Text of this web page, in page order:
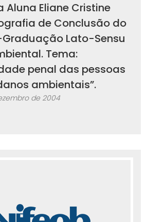
Eliane Cristine
de Conclusão do
Lato-Sensu
Tema:
penal das pessoas
ambientais”.
de 2004